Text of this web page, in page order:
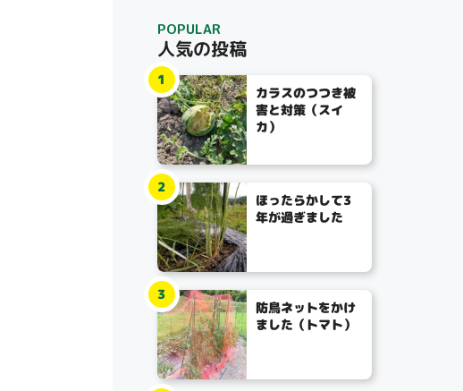
POPULAR
人気の投稿
カラスのつつき被
害と対策（スイ
カ）
1
ほったらかして3
年が過ぎました
2
防鳥ネットをかけ
ました（トマト）
3